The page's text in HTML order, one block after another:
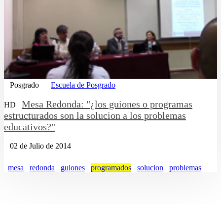
Posgrado Escuela de Posgrado
HD
Mesa Redonda: "¿los guiones o programas
estructurados son la solucion a los problemas
educativos?"
02 de Julio de 2014
mesa redonda guiones programados solucion problemas